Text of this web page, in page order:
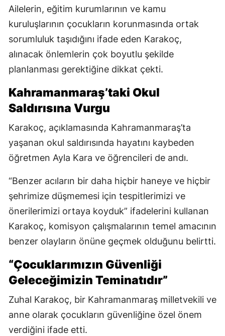
Ailelerin, eğitim kurumlarının ve kamu
kuruluşlarının çocukların korunmasında ortak
sorumluluk taşıdığını ifade eden Karakoç,
alınacak önlemlerin çok boyutlu şekilde
planlanması gerektiğine dikkat çekti.
Kahramanmaraş’taki Okul
Saldırısına Vurgu
Karakoç, açıklamasında Kahramanmaraş’ta
yaşanan okul saldırısında hayatını kaybeden
öğretmen Ayla Kara ve öğrencileri de andı.
“Benzer acıların bir daha hiçbir haneye ve hiçbir
şehrimize düşmemesi için tespitlerimizi ve
önerilerimizi ortaya koyduk” ifadelerini kullanan
Karakoç, komisyon çalışmalarının temel amacının
benzer olayların önüne geçmek olduğunu belirtti.
“Çocuklarımızın Güvenliği
Geleceğimizin Teminatıdır”
Zuhal Karakoç, bir Kahramanmaraş milletvekili ve
anne olarak çocukların güvenliğine özel önem
verdiğini ifade etti.